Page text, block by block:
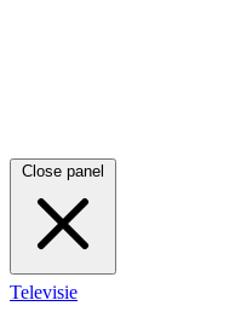
Close panel
Televisie